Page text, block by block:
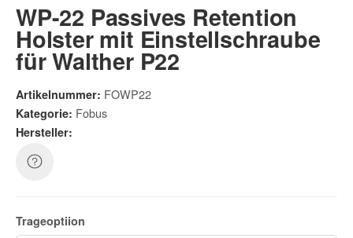
WP-22 Passives Retention
Holster mit Einstellschraube
für Walther P22
Artikelnummer: FOWP22
Kategorie: Fobus
Hersteller:
Trageoptiion